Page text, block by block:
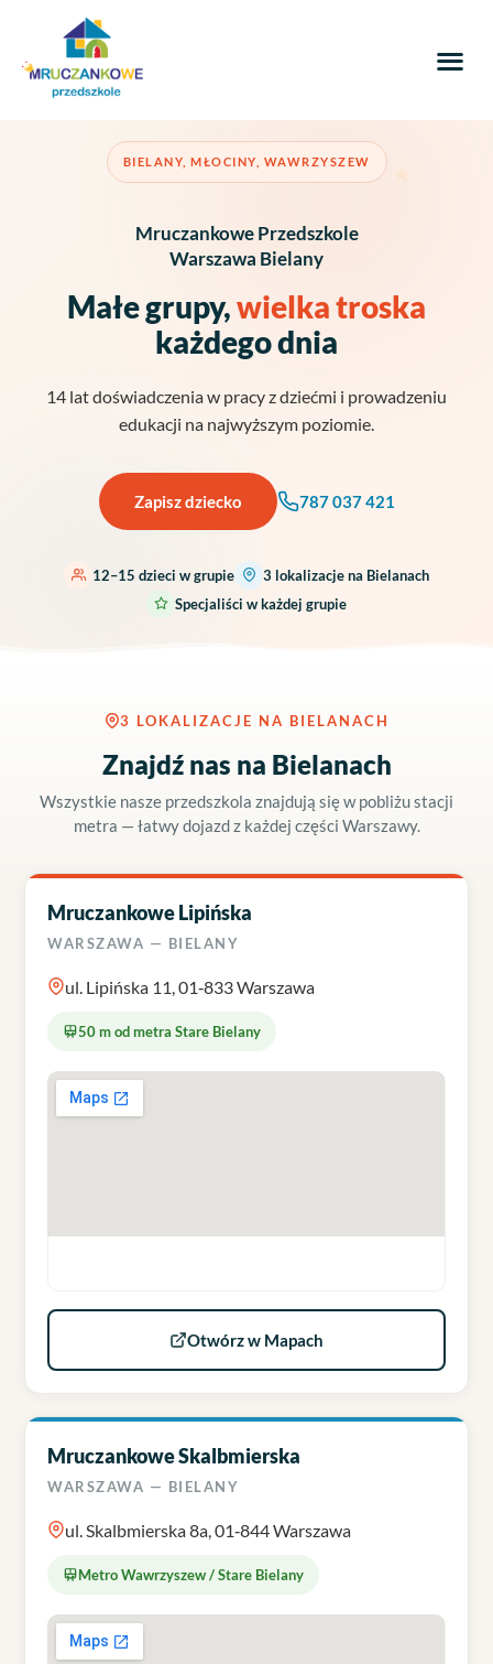
BIELANY, MŁOCINY, WAWRZYSZEW
Mruczankowe Przedszkole
Warszawa Bielany
Małe grupy,wielka troska
każdego dnia
14 lat doświadczenia w pracy z dziećmi i prowadzeniu
edukacji na najwyższym poziomie.
Zapisz dziecko 787 037 421
12–15 dzieci w grupie
3 lokalizacje na Bielanach
Specjaliści w każdej grupie
3 LOKALIZACJE NA BIELANACH
Znajdź nas na Bielanach
Wszystkie nasze przedszkola znajdują się w pobliżu stacji
metra — łatwy dojazd z każdej części Warszawy.
Mruczankowe Lipińska
WARSZAWA — BIELANY
ul. Lipińska 11, 01‑833 Warszawa
50 m od metra Stare Bielany
Otwórz w Mapach
Mruczankowe Skalbmierska
WARSZAWA — BIELANY
ul. Skalbmierska 8a, 01‑844 Warszawa
Metro Wawrzyszew / Stare Bielany